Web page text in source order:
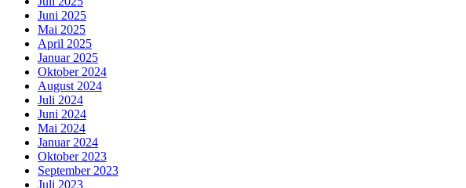
Juni 2025
Mai 2025
April 2025
Januar 2025
Oktober 2024
August 2024
Juli 2024
Juni 2024
Mai 2024
Januar 2024
Oktober 2023
September 2023
Juli 2023